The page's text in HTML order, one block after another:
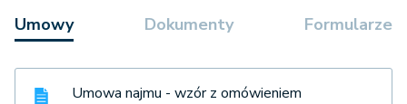
Umowy Dokumenty Formularze
Umowa najmu - wzór z omówieniem